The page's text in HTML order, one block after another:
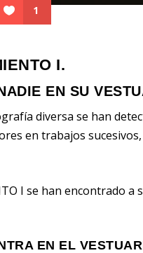
1
I.
EN SU
diversa se han
en trabajos
I se han encontrado a
EN EL